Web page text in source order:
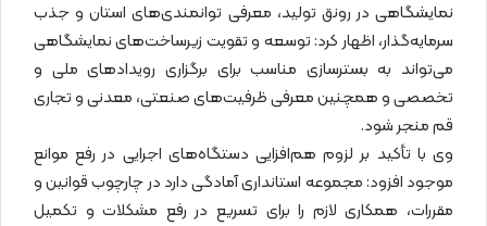
نمایشگاهی در رونق تولید، معرفی توانمندی‌های استان و جذب
سرمایه‌گذار، اظهار کرد: توسعه و تقویت زیرساخت‌های نمایشگاهی
می‌تواند به بسترسازی مناسب برای برگزاری رویدادهای ملی و
تخصصی و همچنین معرفی ظرفیت‌های صنعتی، معدنی و تجاری
قم منجر شود.
وی با تأکید بر لزوم هم‌افزایی دستگاه‌های اجرایی در رفع موانع
موجود افزود: مجموعه استانداری آمادگی دارد در چارچوب قوانین و
مقررات، همکاری لازم را برای تسریع در رفع مشکلات و تکمیل